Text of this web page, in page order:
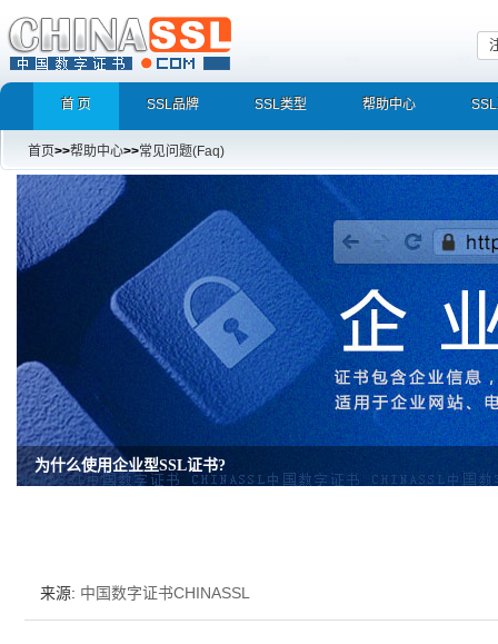
首 页 SSL品牌 SSL类型 帮助中心
首页>>帮助中心>>常见问题(Faq)
为什么使用企业型SSL证书?
来源: 中国数字证书CHINASSL